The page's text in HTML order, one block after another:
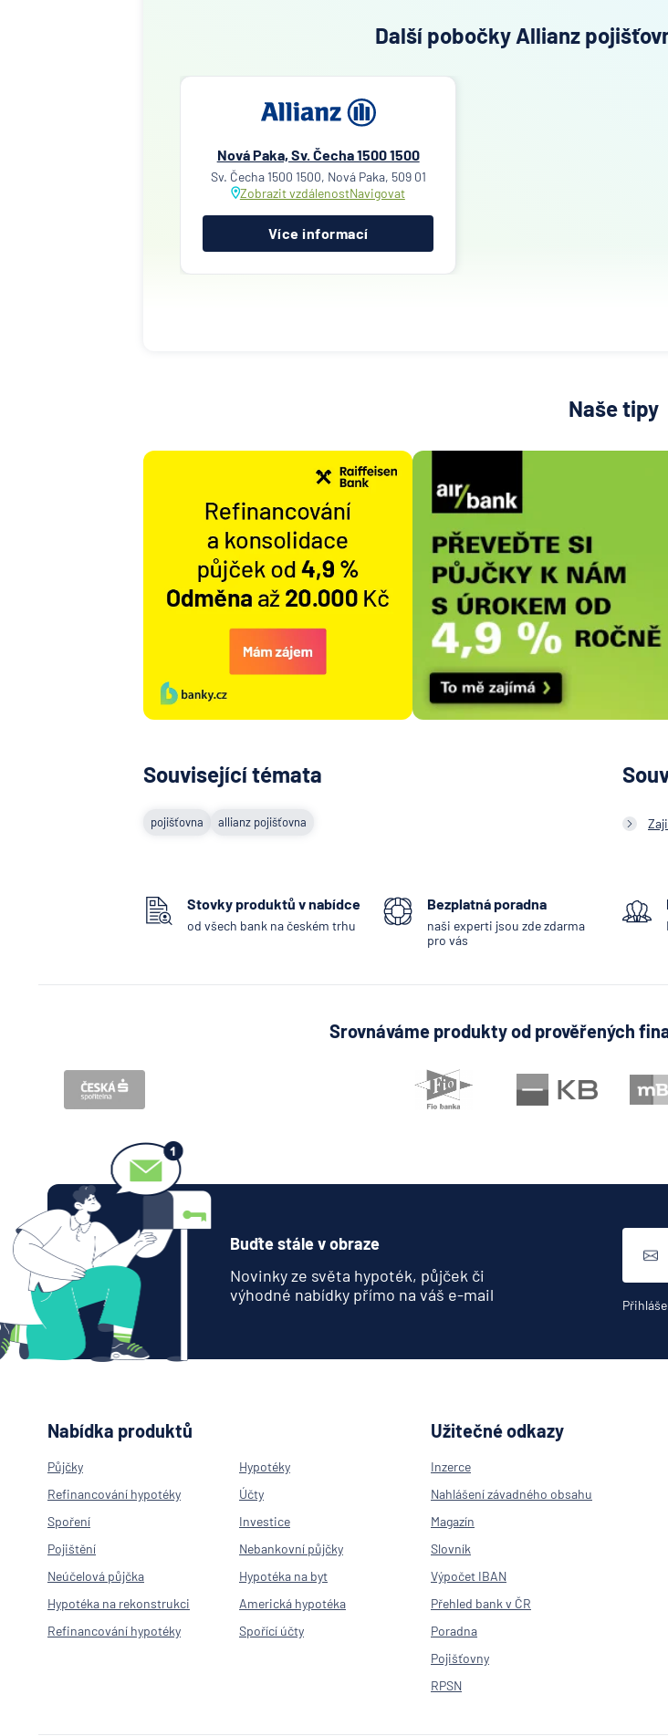
Další pobočky Allianz
Nová Paka, Sv. Čecha 1500 1500
Sv. Čecha 1500 1500, Nová Paka, 509 01
Zobrazit vzdálenostNavigovat
Více informací
Naše tipy
Související témata
pojišťovna allianz pojišťovna
Stovky produktů v nabídce
od všech bank na českém trhu
Bezplatná poradna
naši experti jsou zde zdarma
pro vás
Srovnáváme produkty od prověřených
Buďte stále v obraze
Novinky ze světa hypoték, půjček či
výhodné nabídky přímo na váš e-mail
Nabídka produktů
Půjčky
Hypotéky
Refinancování hypotéky
Účty
Spoření
Investice
Pojištění
Nebankovní půjčky
Neúčelová půjčka
Hypotéka na byt
Hypotéka na rekonstrukci
Americká hypotéka
Refinancování hypotéky
Spořící účty
Užitečné odkazy
Inzerce
Nahlášení závadného obsahu
Magazín
Slovník
Výpočet IBAN
Přehled bank v ČR
Poradna
Pojišťovny
RPSN